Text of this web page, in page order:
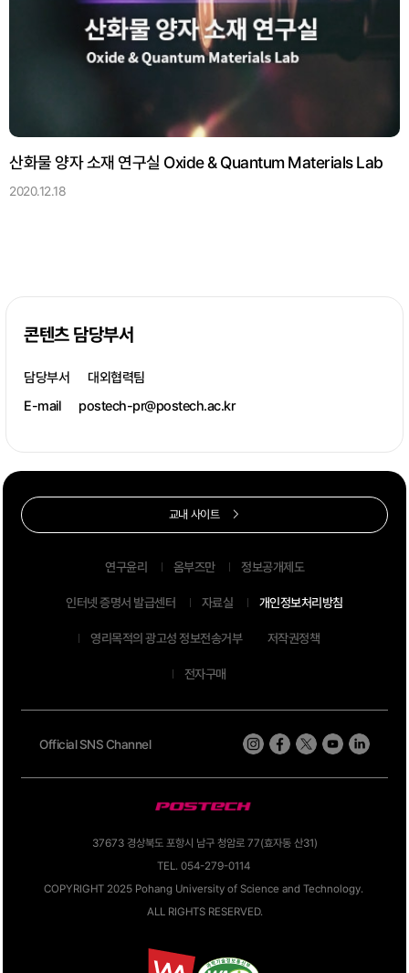
산화물 양자 소재 연구실 Oxide & Quantum Materials Lab
2020.12.18
콘텐츠 담당부서
담당부서
대외협력팀
E-mail
postech-pr@postech.ac.kr
37673 경상북도 포항시 남구 청암로 77(효자동 산31)
TEL. 054-279-0114
COPYRIGHT 2025 Pohang University of Science and Technology.
ALL RIGHTS RESERVED.
Official SNS Channel
연구윤리 옴부즈만 정보공개제도
인터넷 증명서 발급센터 자료실 개인정보처리방침
영리목적의 광고성 정보전송거부 저작권정책
전자구매
교내 사이트